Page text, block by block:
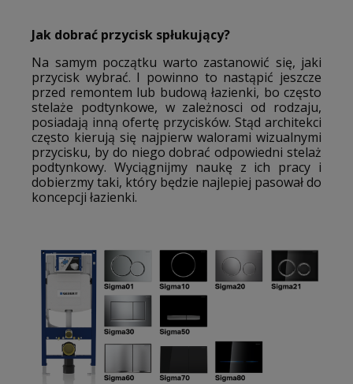
Jak dobrać przycisk spłukujący?
Na samym początku warto zastanowić się, jaki
przycisk wybrać. I powinno to nastąpić jeszcze
przed remontem lub budową łazienki, bo często
stelaże podtynkowe, w zależnosci od rodzaju,
posiadają inną ofertę przycisków. Stąd architekci
często kierują się najpierw walorami wizualnymi
przycisku, by do niego dobrać odpowiedni stelaż
podtynkowy. Wyciągnijmy naukę z ich pracy i
dobierzmy taki, który będzie najlepiej pasował do
koncepcji łazienki.